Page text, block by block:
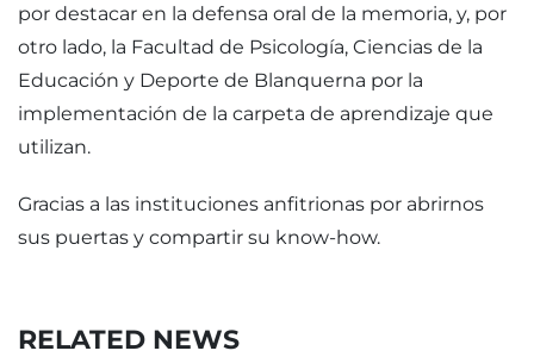
por destacar en la defensa oral de la memoria, y, por
otro lado, la Facultad de Psicología, Ciencias de la
Educación y Deporte de Blanquerna por la
implementación de la carpeta de aprendizaje que
utilizan.
Gracias a las instituciones anfitrionas por abrirnos
sus puertas y compartir su know-how.
RELATED NEWS